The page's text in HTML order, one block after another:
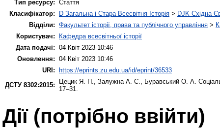
Тип ресурсу: Стаття
Класифікатор:
D Загальна і Стара Всесвітня Історія > DJK Східна
Відділи: Факультет історії, права та публічного управління >
Користувач:
Кафедра всесвітньої історії
Дата подачі: 04 Квіт 2023 10:46
Оновлення: 04 Квіт 2023 10:46
URI:
https://eprints.zu.edu.ua/id/eprint/36533
ДСТУ 8302:2015:
Цецик Я. П., Залужна А. Є., Буравський О. А.
17–31.
Дії ​​(потрібно ввійти)